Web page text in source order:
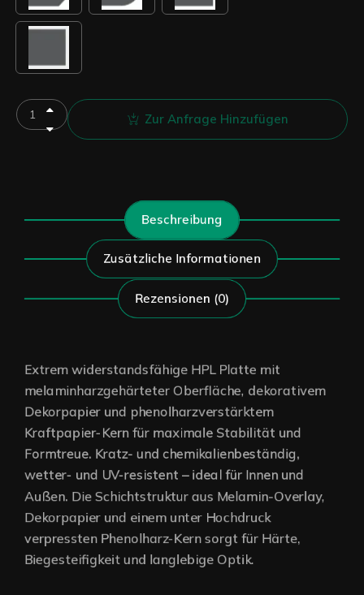
Zur Anfrage Hinzufügen
Beschreibung
Zusätzliche Informationen
Rezensionen (0)
Extrem widerstandsfähige HPL Platte mit
melaminharzgehärteter Oberfläche, dekorativem
Dekorpapier und phenolharzverstärktem
Kraftpapier-Kern für maximale Stabilität und
Formtreue. Kratz- und chemikalienbeständig,
wetter- und UV-resistent – ideal für Innen und
Außen. Die Schichtstruktur aus Melamin-Overlay,
Dekorpapier und einem unter Hochdruck
verpressten Phenolharz-Kern sorgt für Härte,
Biegesteifigkeit und langlebige Optik.